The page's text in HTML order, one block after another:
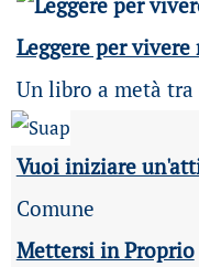
Leggere per vivere
Un libro a metà tra
Vuoi iniziare
Comune
Mettersi in Proprio